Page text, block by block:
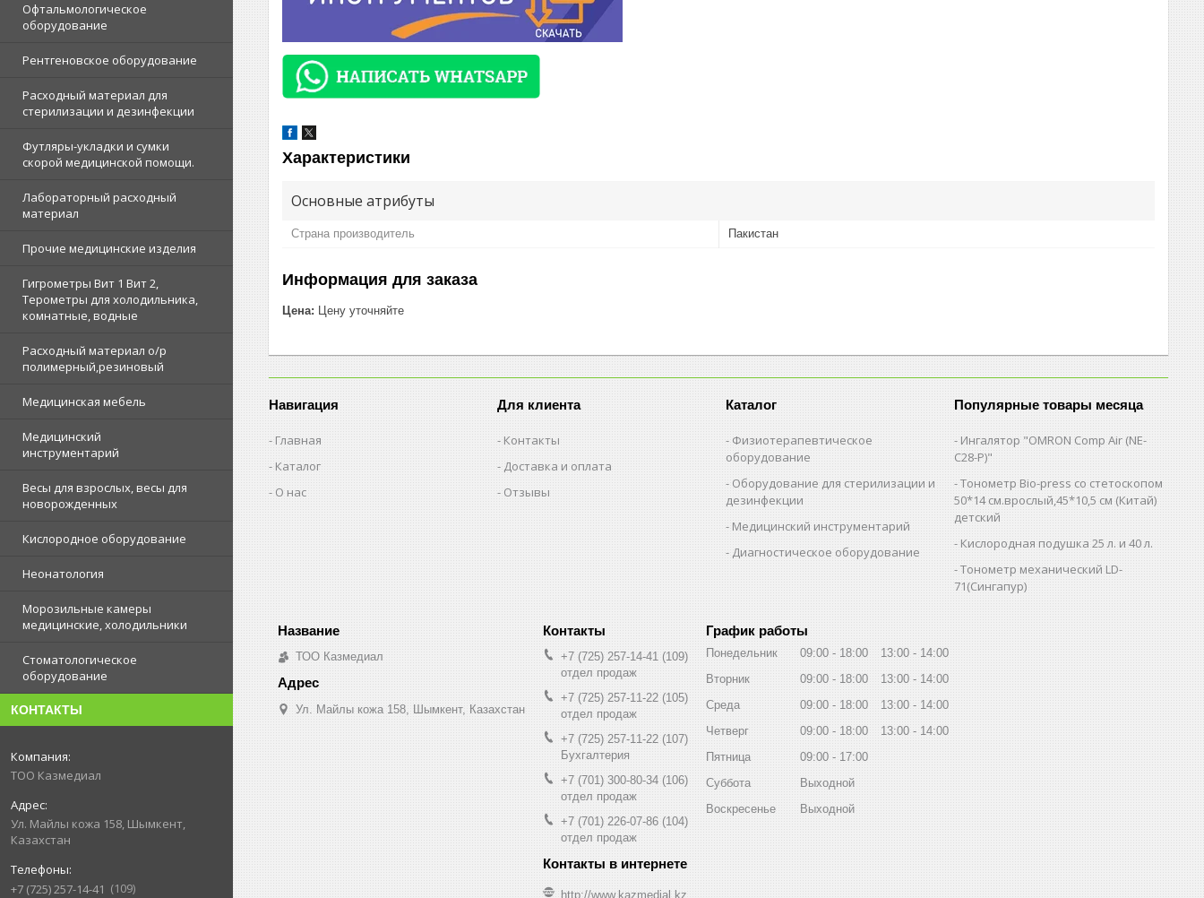
Офтальмологическое
оборудование
Рентгеновское оборудование
Расходный материал для
стерилизации и дезинфекции
Футляры-укладки и сумки
скорой медицинской помощи.
Лабораторный расходный
материал
Прочие медицинские изделия
Гигрометры Вит 1 Вит 2,
Терометры для холодильника,
комнатные, водные
Расходный материал о/р
полимерный,резиновый
Медицинская мебель
Медицинский
инструментарий
Весы для взрослых, весы для
новорожденных
Кислородное оборудование
Неонатология
Морозильные камеры
медицинские, холодильники
Стоматологическое
оборудование
КОНТАКТЫ
ТОО Казмедиал
Ул. Майлы кожа 158, Шымкент,
Казахстан
+7 (725) 257-14-41
109
Характеристики
Основные атрибуты
Страна производитель Пакистан
Информация для заказа
Цена: Цену уточняйте
Навигация
Главная
Каталог
О нас
Для клиента
Контакты
Доставка и оплата
Отзывы
Каталог
Физиотерапевтическое
оборудование
Оборудование для стерилизации и
дезинфекции
Медицинский инструментарий
Диагностическое оборудование
Популярные товары месяца
Ингалятор "OMRON Comp Air (NE-
C28-Р)"
Тонометр Bio-press со стетоскопом
50*14 см.врослый,45*10,5 см (Китай)
детский
Кислородная подушка 25 л. и 40 л.
Тонометр механический LD-
71(Сингапур)
ТОО Казмедиал
Ул. Майлы кожа 158, Шымкент, Казахстан
+7 (725) 257-14-41
109
отдел продаж
+7 (725) 257-11-22 105
отдел продаж
+7 (725) 257-11-22 107
Бухгалтерия
+7 (701) 300-80-34 106
отдел продаж
+7 (701) 226-07-86 104
отдел продаж
http://www.kazmedial.kz
График работы
Понедельник 09:00 18:00 13:00
14:00
Вторник
09:00 18:00 13:00
14:00
Среда
09:00 18:00 13:00
14:00
Четверг
09:00 18:00 13:00
14:00
Пятница
09:00
17:00
Суббота
Выходной
Воскресенье
Выходной